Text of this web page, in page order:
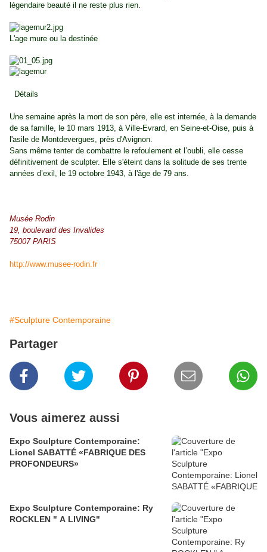
légendaire beauté il ne reste plus rien.
L'age mure ou la destinée
Détails
Une semaine après la mort de son père, elle est internée, à la demande
de sa famille, le 10 mars 1913, à Ville-Evrard, en Seine-et-Oise, puis à
l'asile de Montdevergues, près d'Avignon.
Sans même tenter de combattre le refoulement et l’oubli, elle cesse
définitivement de sculpter. Elle s'éteint dans la solitude de ses trente
années d’exil, le 19 octobre 1943, à l'âge de 79 ans.
Musée Rodin
19, boulevard des Invalides
75007 PARIS
http://www.musee-rodin.fr
#Sculpture Contemporaine
Partager
Vous aimerez aussi
Expo Sculpture Contemporaine:
Lionel SABATTÉ «FABRIQUE DES
PROFONDEURS»
Expo Sculpture Contemporaine: Ry
ROCKLEN " A LIVING"